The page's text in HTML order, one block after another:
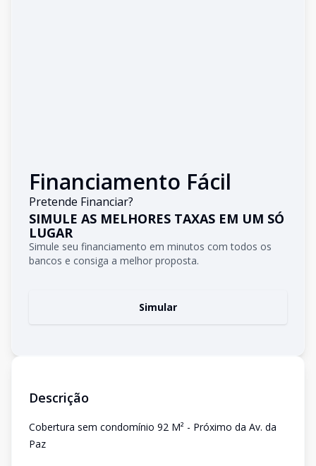
Financiamento Fácil
Pretende Financiar?
SIMULE AS MELHORES TAXAS EM UM SÓ
LUGAR
Simule seu financiamento em minutos com todos os
bancos e consiga a melhor proposta.
Simular
Descrição
Cobertura sem condomínio 92 M² - Próximo da Av. da
Paz